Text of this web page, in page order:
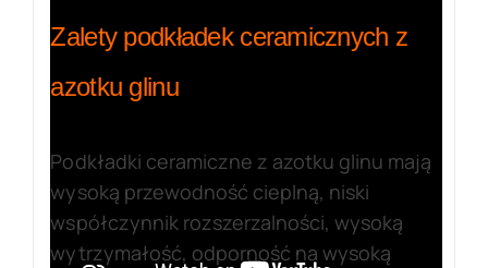
Zalety podkładek ceramicznych z
azotku glinu
Podkładki ceramiczne z azotku glinu mają
wysoką przewodność cieplną, niski
współczynnik rozszerzalności, wysoką
wytrzymałość, odporność na wysoką